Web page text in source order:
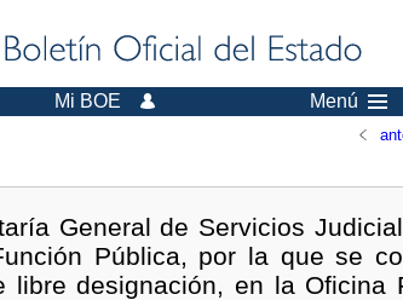
Mi BOE Menú
General de Servicios
Pública, por la que se
designación, en la Oficina